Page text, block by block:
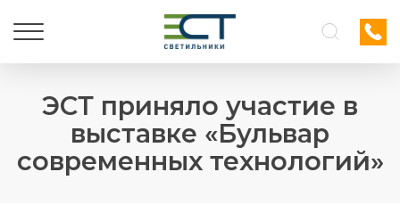
ЭСТ приняло участие в
выставке «Бульвар
современных технологий»